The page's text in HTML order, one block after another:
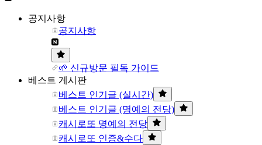
공지사항
공지사항
🌱 신규방문 필독 가이드
베스트 게시판
베스트 인기글 (실시간)
베스트 인기글 (명예의 전당)
캐시로또 명예의 전당
캐시로또 인증&수다